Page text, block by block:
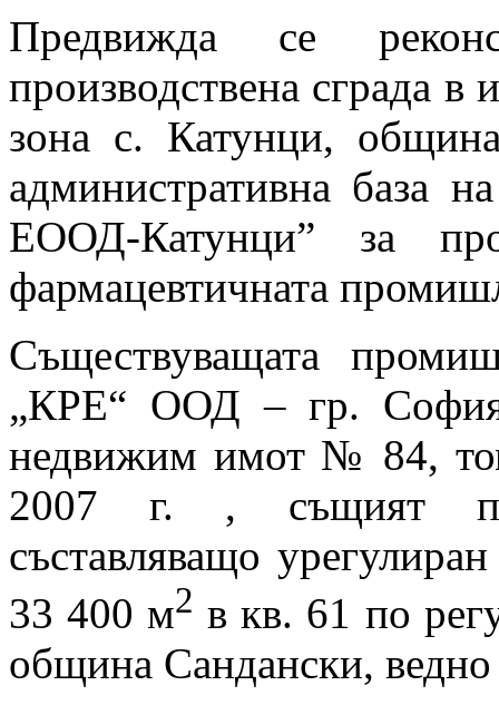
Предвижда се
производствена сграда
зона с. Катунци,
административна база
ЕООД-Катунци” за
фармацевтичната
Съществуващата
„КРЕ“ ООД – гр. София,
недвижим имот № 84,
2007 г. , същият
съставляващо
33 400 м2 в кв. 61 по
община Сандански, ведно